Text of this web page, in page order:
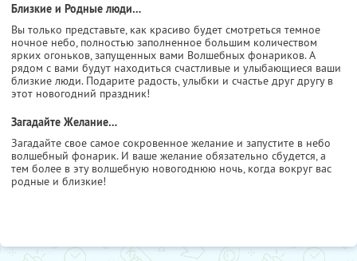
Близкие и Родные люди…
Вы только представьте, как красиво будет смотреться темное
ночное небо, полностью заполненное большим количеством
ярких огоньков, запущенных вами Волшебных фонариков. А
рядом с вами будут находиться счастливые и улыбающиеся ваши
близкие люди. Подарите радость, улыбки и счастье друг другу в
этот новогодний праздник!
Загадайте Желание…
Загадайте свое самое сокровенное желание и запустите в небо
волшебный фонарик. И ваше желание обязательно сбудется, а
тем более в эту волшебную новогоднюю ночь, когда вокруг вас
родные и близкие!